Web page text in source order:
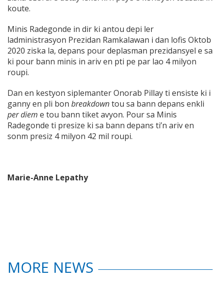
koute.
Minis Radegonde in dir ki antou depi ler
ladministrasyon Prezidan Ramkalawan i dan lofis Oktob
2020 ziska la, depans pour deplasman prezidansyel e sa
ki pour bann minis in ariv en pti pe par lao 4 milyon
roupi.
Dan en kestyon siplemanter Onorab Pillay ti ensiste ki i
ganny en pli bon breakdowntou sa bann depans enkli
per diem e tou bann tiket avyon. Pour sa Minis
Radegonde ti presize ki sa bann depans ti’n ariv en
sonm presiz 4 milyon 42 mil roupi.
Marie-Anne Lepathy
MORE NEWS